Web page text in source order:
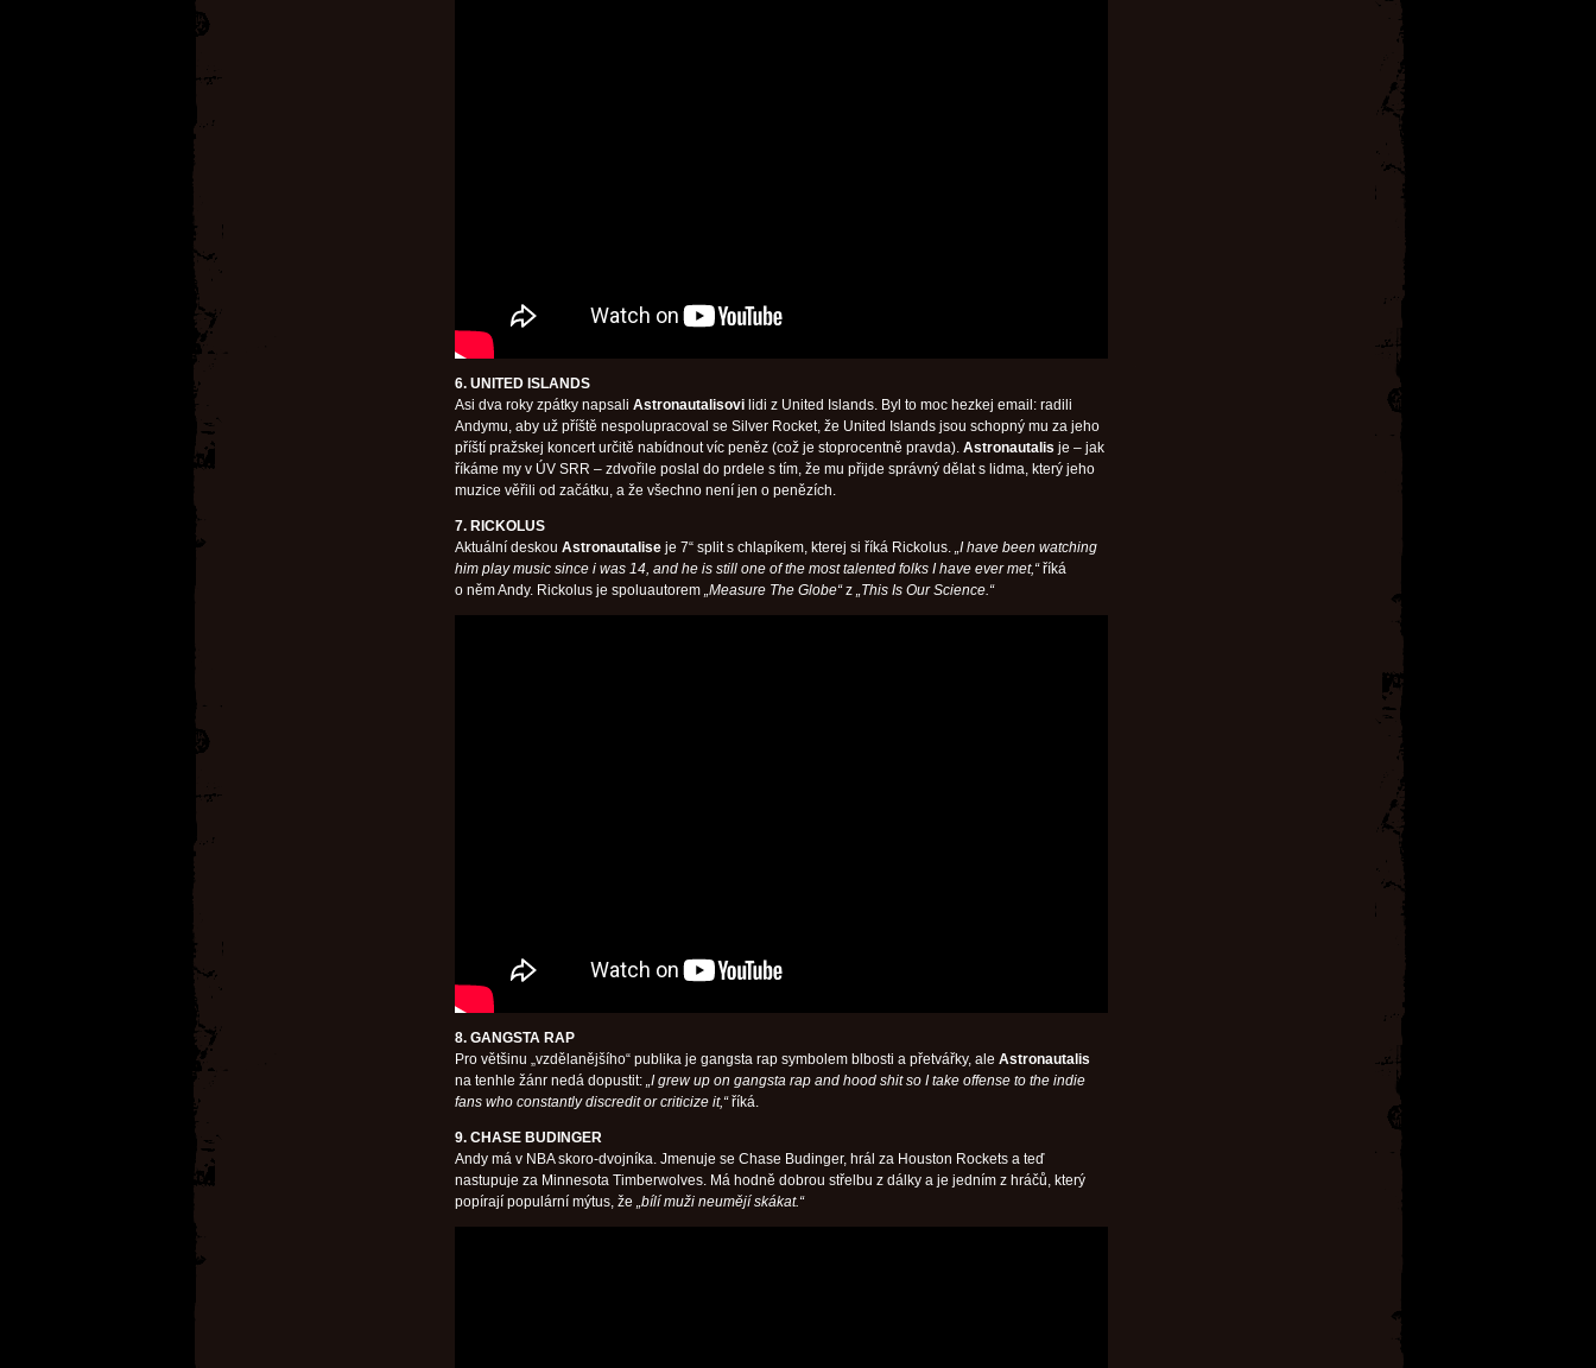
6. UNITED ISLANDS
Asi dva roky zpátky napsali Astronautalisovi lidi z United Islands. Byl to moc hezkej email: radili
Andymu, aby už příště nespolupracoval se Silver Rocket, že United Islands jsou schopný mu za jeho
příští pražskej koncert určitě nabídnout víc peněz (což je stoprocentně pravda). Astronautalis je – jak
říkáme my v ÚV SRR – zdvořile poslal do prdele s tím, že mu přijde správný dělat s lidma, který jeho
muzice věřili od začátku, a že všechno není jen o penězích.
7. RICKOLUS
Aktuální deskou Astronautalise je 7“ split s chlapíkem, kterej si říká Rickolus. „I have been watching
him play music since i was 14, and he is still one of the most talented folks I have ever met,“říká
o něm Andy. Rickolus je spoluautorem „Measure The Globe“z „This Is Our Science.“
8. GANGSTA RAP
Pro většinu „vzdělanějšího“ publika je gangsta rap symbolem blbosti a přetvářky, ale Astronautalis
na tenhle žánr nedá dopustit: „I grew up on gangsta rap and hood shit so I take offense to the indie
fans who constantly discredit or criticize it,“říká.
9. CHASE BUDINGER
Andy má v NBA skoro-dvojníka. Jmenuje se Chase Budinger, hrál za Houston Rockets a teď
nastupuje za Minnesota Timberwolves. Má hodně dobrou střelbu z dálky a je jedním z hráčů, který
popírají populární mýtus, že „bílí muži neumějí skákat.“